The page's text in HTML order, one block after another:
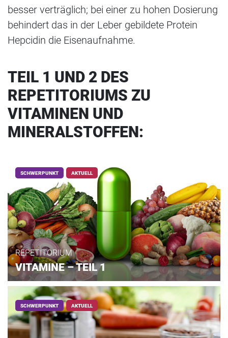
besser verträglich; bei einer zu hohen Dosierung
behindert das in der Leber gebildete Protein
Hepcidin die Eisenaufnahme.
TEIL 1 UND 2 DES
REPETITORIUMS ZU
VITAMINEN UND
MINERALSTOFFEN:
SCHWERPUNKT AKTUELL
REPETITORIUM
VITAMINE – TEIL 1
SCHWERPUNKT AKTUELL